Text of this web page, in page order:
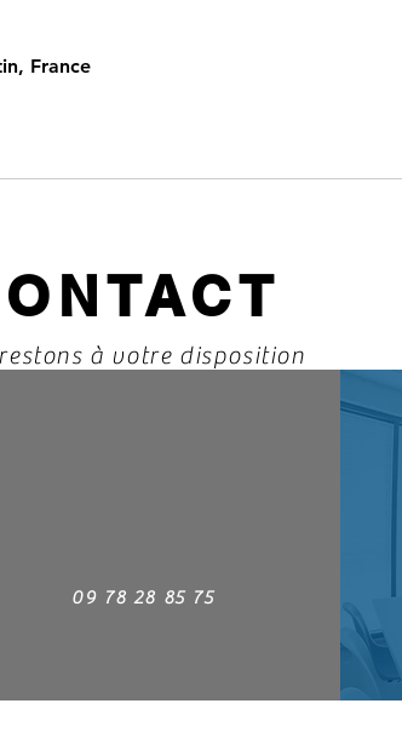
France
à votre disposition
09 78 28 85 75